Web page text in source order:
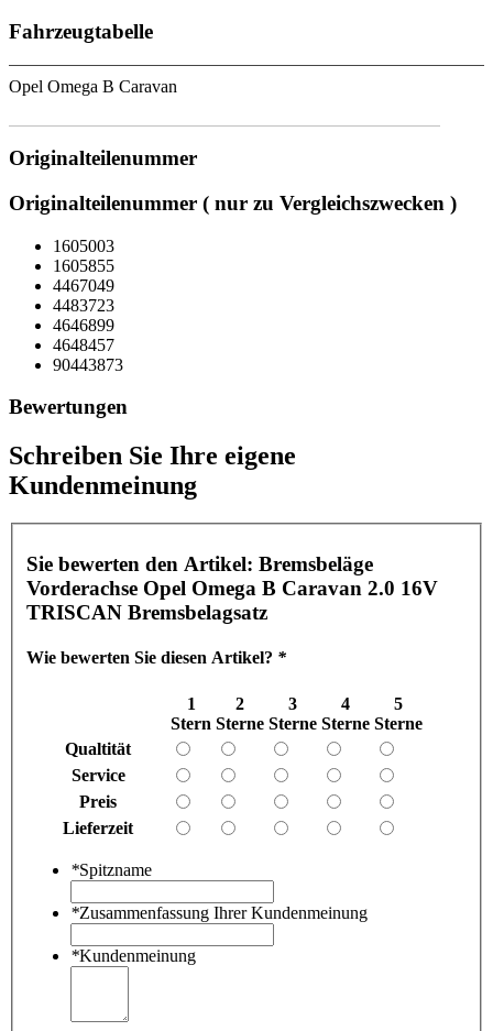
Fahrzeugtabelle
Opel Omega B Caravan
Originalteilenummer
Originalteilenummer ( nur zu Vergleichszwecken )
1605003
1605855
4467049
4483723
4646899
4648457
90443873
Bewertungen
Schreiben Sie Ihre eigene
Kundenmeinung
Sie bewerten den Artikel: Bremsbeläge
Vorderachse Opel Omega B Caravan 2.0 16V
TRISCAN Bremsbelagsatz
Wie bewerten Sie diesen Artikel? *
1
Stern
2
Sterne
3
Sterne
4
Sterne
5
Sterne
Qualtität
Service
Preis
Lieferzeit
*Spitzname
*Zusammenfassung Ihrer Kundenmeinung
*Kundenmeinung